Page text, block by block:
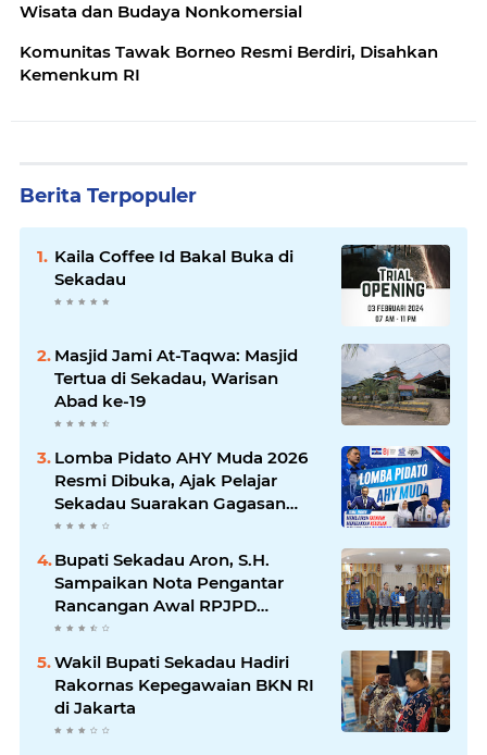
Wisata dan Budaya Nonkomersial
Komunitas Tawak Borneo Resmi Berdiri, Disahkan
Kemenkum RI
Berita Terpopuler
Kaila Coffee Id Bakal Buka di
Sekadau
Masjid Jami At-Taqwa: Masjid
Tertua di Sekadau, Warisan
Abad ke-19
Lomba Pidato AHY Muda 2026
Resmi Dibuka, Ajak Pelajar
Sekadau Suarakan Gagasan
untuk Masa Depan Bangsa
Bupati Sekadau Aron, S.H.
Sampaikan Nota Pengantar
Rancangan Awal RPJPD
Kabupaten Sekadau 2025-2045
Wakil Bupati Sekadau Hadiri
Rakornas Kepegawaian BKN RI
di Jakarta